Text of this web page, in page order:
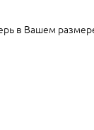
в Вашем